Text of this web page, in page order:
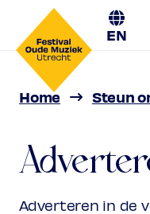
EN
Home Steun
Adverteren in de